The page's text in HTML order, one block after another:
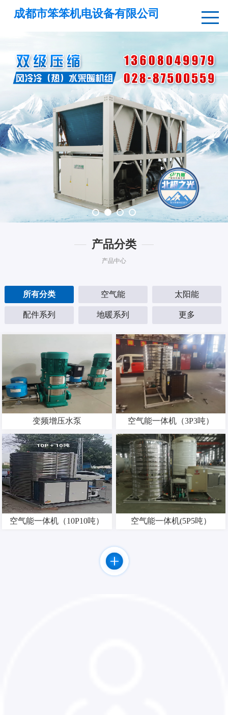
成都市笨笨机电设备有限公司
产品分类
产品中心
所有分类 空气能 太阳能
配件系列 地暖系列 更多
变频增压水泵 空气能一体机（3P3吨）
空气能一体机（10P10吨） 空气能一体机(5P5吨）